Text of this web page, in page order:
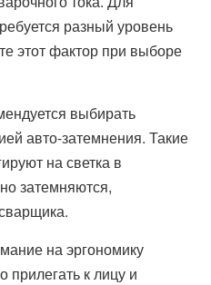
разный уровень
этот фактор при выборе
выбирать
авто-затемнения. Такие
на светка в
затемняются,
на эргономику
к лицу и